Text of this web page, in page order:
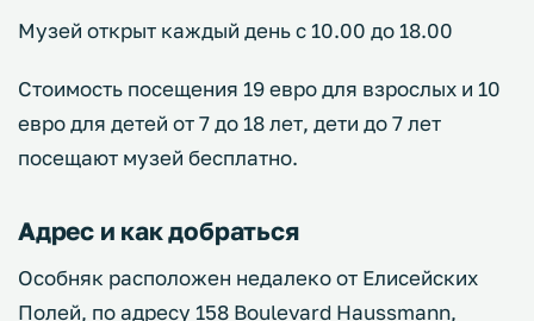
Музей открыт каждый день с 10.00 до 18.00
Стоимость посещения 19 евро для взрослых и 10
евро для детей от 7 до 18 лет, дети до 7 лет
посещают музей бесплатно.
Адрес и как добраться
Особняк расположен недалеко от Елисейских
Полей, по адресу 158 Boulevard Haussmann,